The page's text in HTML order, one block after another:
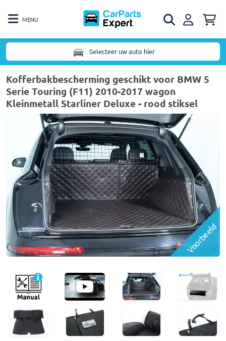
MENU
Selecteer uw auto hier
Kofferbakbescherming geschikt voor BMW 5
Serie Touring (F11) 2010-2017 wagon
Kleinmetall Starliner Deluxe - rood stiksel
Voorbeeld